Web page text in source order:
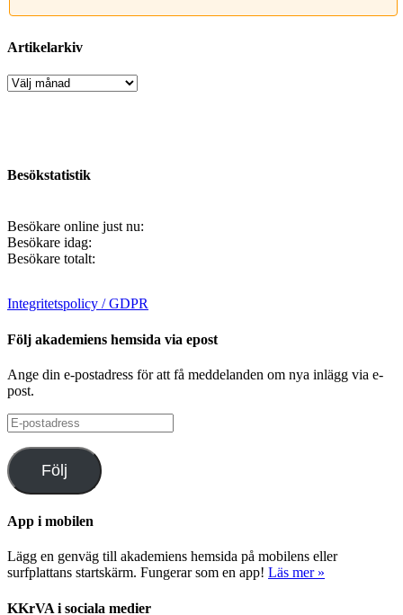
Artikelarkiv
Artikelarkiv
Besökstatistik
Besökare online just nu:
Besökare idag:
Besökare totalt:
Integritetspolicy / GDPR
Följ akademiens hemsida via epost
Ange din e-postadress för att få meddelanden om nya inlägg via e-
post.
E-
postadress
Följ
App i mobilen
Lägg en genväg till akademiens hemsida på mobilens eller
surfplattans startskärm. Fungerar som en app! Läs mer »
KKrVA i sociala medier